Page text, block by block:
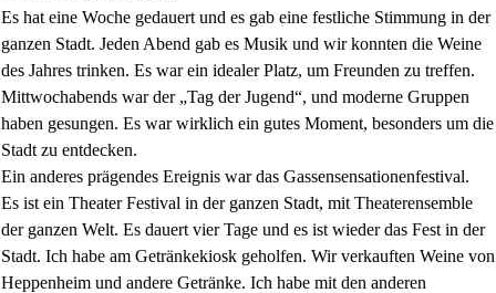
Es hat eine Woche gedauert und es gab eine festliche Stimmung in der
ganzen Stadt. Jeden Abend gab es Musik und wir konnten die Weine
des Jahres trinken. Es war ein idealer Platz, um Freunden zu treffen.
Mittwochabends war der „Tag der Jugend“, und moderne Gruppen
haben gesungen. Es war wirklich ein gutes Moment, besonders um die
Stadt zu entdecken.
Ein anderes prägendes Ereignis war das Gassensensationenfestival.
Es ist ein Theater Festival in der ganzen Stadt, mit Theaterensemble
der ganzen Welt. Es dauert vier Tage und es ist wieder das Fest in der
Stadt. Ich habe am Getränkekiosk geholfen. Wir verkauften Weine von
Heppenheim und andere Getränke. Ich habe mit den anderen